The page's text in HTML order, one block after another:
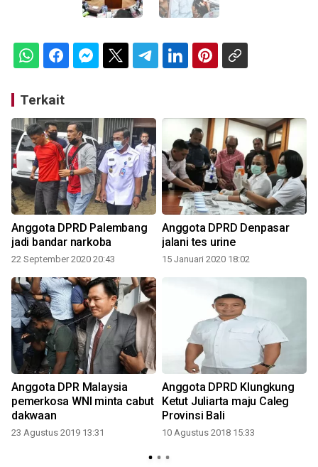
Terkait
Anggota DPRD Palembang
jadi bandar narkoba
22 September 2020 20:43
Anggota DPRD Denpasar
jalani tes urine
15 Januari 2020 18:02
Anggota DPR Malaysia
pemerkosa WNI minta cabut
dakwaan
23 Agustus 2019 13:31
Anggota DPRD Klungkung
Ketut Juliarta maju Caleg
Provinsi Bali
10 Agustus 2018 15:33